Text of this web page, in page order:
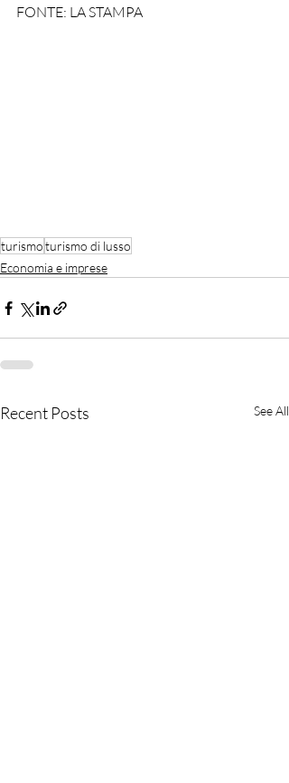
FONTE: LA STAMPA
turismoturismo di lusso
Economia e imprese
Recent Posts See All